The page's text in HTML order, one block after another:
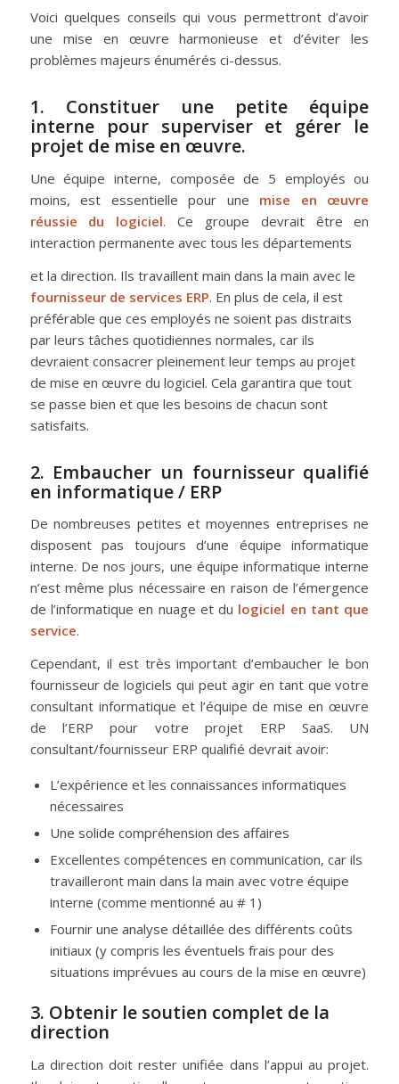
Voici quelques conseils qui vous permettront d’avoir
une mise en œuvre harmonieuse et d’éviter les
problèmes majeurs énumérés ci-dessus.
1. Constituer une petite équipe
interne pour superviser et gérer le
projet de mise en œuvre.
Une équipe interne, composée de 5 employés ou
moins, est essentielle pour une mise en œuvre
réussie du logiciel. Ce groupe devrait être en
interaction permanente avec tous les départements
et la direction. Ils travaillent main dans la main avec le
fournisseur de services ERP. En plus de cela, il est
préférable que ces employés ne soient pas distraits
par leurs tâches quotidiennes normales, car ils
devraient consacrer pleinement leur temps au projet
de mise en œuvre du logiciel. Cela garantira que tout
se passe bien et que les besoins de chacun sont
satisfaits.
2. Embaucher un fournisseur qualifié
en informatique / ERP
De nombreuses petites et moyennes entreprises ne
disposent pas toujours d’une équipe informatique
interne. De nos jours, une équipe informatique interne
n’est même plus nécessaire en raison de l’émergence
de l’informatique en nuage et du logiciel en tant que
service.
Cependant, il est très important d’embaucher le bon
fournisseur de logiciels qui peut agir en tant que votre
consultant informatique et l’équipe de mise en œuvre
de l’ERP pour votre projet ERP SaaS. UN
consultant/fournisseur ERP qualifié devrait avoir:
L’expérience et les connaissances informatiques
nécessaires
Une solide compréhension des affaires
Excellentes compétences en communication, car ils
travailleront main dans la main avec votre équipe
interne (comme mentionné au # 1)
Fournir une analyse détaillée des différents coûts
initiaux (y compris les éventuels frais pour des
situations imprévues au cours de la mise en œuvre)
3. Obtenir le soutien complet de la
direction
La direction doit rester unifiée dans l’appui au projet.